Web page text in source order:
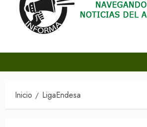
Inicio LigaEndesa